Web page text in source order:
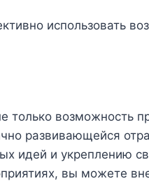
использовать
только возможность
развивающейся
идей и укреплению
вы можете